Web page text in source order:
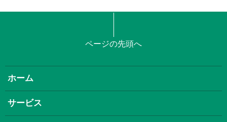
ページの先頭へ
ホーム
サービス